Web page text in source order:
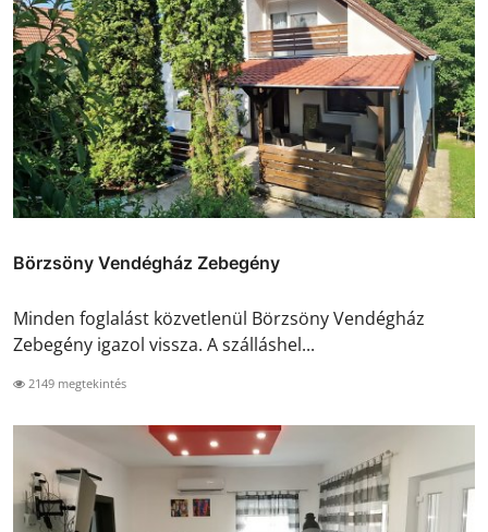
Börzsöny Vendégház Zebegény
Minden foglalást közvetlenül Börzsöny Vendégház
Zebegény igazol vissza. A szálláshel...
2149 megtekintés